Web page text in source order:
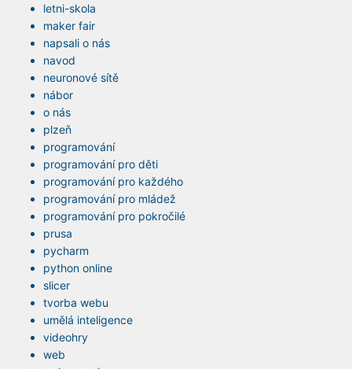
letni-skola
maker fair
napsali o nás
navod
neuronové sítě
nábor
o nás
plzeň
programování
programování pro děti
programování pro každého
programování pro mládež
programování pro pokročilé
prusa
pycharm
python online
slicer
tvorba webu
umělá inteligence
videohry
web